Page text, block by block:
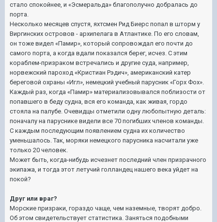
стало спокойнее, и «Эсмеральда» благополучно добралась до
порта.
Несколько месяцев спустя, яхтсмен Рид Биерс попал в шторм у
Виргинских островов - архипелага в Атлантике. По его словам,
он тоже видел «Памир», который сопровождал его почти до
самого порта, а когда вдали показался берег, исчез. С этим
кораблем-призраком встречались и другие суда, например,
норвежский пароход «Кристиан Рэдич», американский катер
береговой охраны «Игл», немецкий учебный парусник «Горх Фох».
Каждый раз, когда «Памир» материализовывался поблизости от
попавшего в беду судна, вся его команда, как живая, гордо
стояла на палубе. Очевидцы отметили одну любопытную деталь:
поначалу на паруснике видели все 70 погибших членов команды.
С каждым последующим появлением судна их количество
уменьшалось. Так, моряки немецкого парусника насчитали уже
только 20 человек.
Может быть, когда-нибудь исчезнет последний член призрачного
экипажа, и тогда этот летучий голландец нашего века уйдет на
покой?
Друг или враг?
Морские призраки, гораздо чаще, чем наземные, творят добро.
Об этом свидетельствует статистика. Заняться подобными